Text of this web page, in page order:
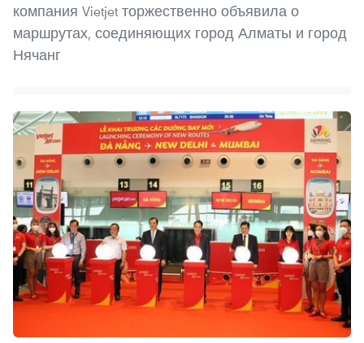
компания Vietjet торжественно объявила о
маршрутах, соединяющих город Алматы и город
Нячанг